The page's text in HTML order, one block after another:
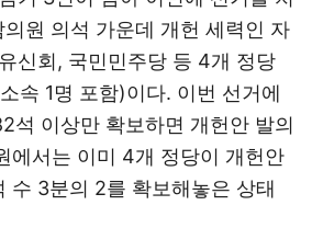
원 의석 가운데 개헌 세력인 자
신회, 국민민주당 등 4개 정당
속 1명 포함)이다. 이번 선거에
석 이상만 확보하면 개헌안 발의
에서는 이미 4개 정당이 개헌안
수 3분의 2를 확보해놓은 상태